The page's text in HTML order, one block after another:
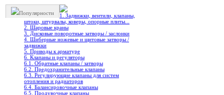
Популярности
1. Задвижки, вентили, клапаны,
штоки, штурвалы, коверы, опорные плиты...
2. Шаровые краны
3. Дисковые поворотные затворы / заслонки
4. Шиберные ножевые и щитовые затворы /
задвижки
5. Приводы к арматуре
6. Клапаны и регуляторы
6.1. Обратные клапаны / затворы
6.2. Предохранительные клапаны
6.3. Регулирующие клапаны для систем
отопления и радиаторов
6.4. Балансировочные клапаны
6.5. Продувочные клапаны